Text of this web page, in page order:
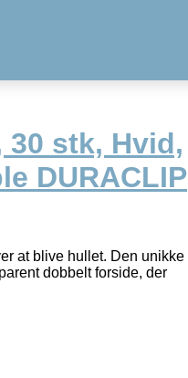
30 stk, Hvid,
DURACLIP
at blive hullet. Den unikke
dobbelt forside, der